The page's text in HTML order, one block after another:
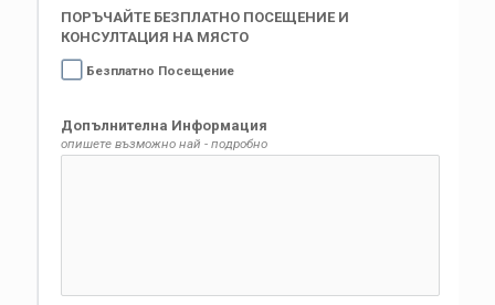
ПОРЪЧАЙТЕ БЕЗПЛАТНО ПОСЕЩЕНИЕ И
КОНСУЛТАЦИЯ НА МЯСТО
Безплатно Посещение
Допълнителна Информация
опишете възможно най - подробно